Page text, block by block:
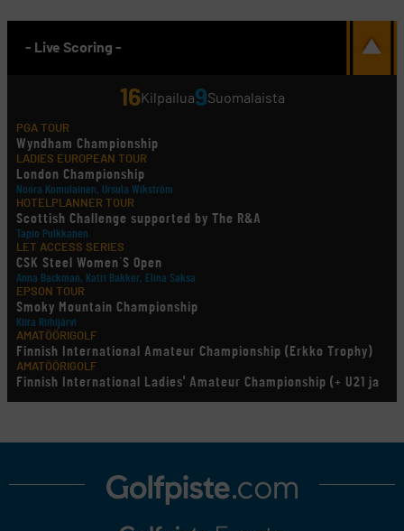
- Live Scoring -
16Kilpailua9Suomalaista
PGA TOUR
Wyndham Championship
LADIES EUROPEAN TOUR
London Championship
Noora Komulainen, Ursula Wikström
HOTELPLANNER TOUR
Scottish Challenge supported by The R&A
Tapio Pulkkanen
LET ACCESS SERIES
CSK Steel Women´S Open
Anna Backman, Katri Bakker, Elina Saksa
EPSON TOUR
Smoky Mountain Championship
Kiira Riihijärvi
AMATÖÖRIGOLF
Finnish International Amateur Championship (Erkko Trophy)
AMATÖÖRIGOLF
Finnish International Ladies' Amateur Championship (+ U21 ja
U18/FJT/Aulanko)
LEGENDS TOUR
U.S. Women's Amateur Championship
English Boys' (U14) Open Amateur Stroke Play Championship